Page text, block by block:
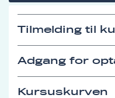
Tilmelding til
Adgang for
Kursuskurven